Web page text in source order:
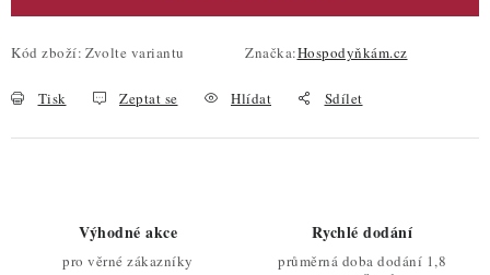
Kód zboží: Zvolte variantu Značka:Hospodyňkám.cz
Tisk Zeptat se Hlídat Sdílet
Výhodné akce
pro věrné zákazníky
Rychlé dodání
průměrná doba dodání 1,8